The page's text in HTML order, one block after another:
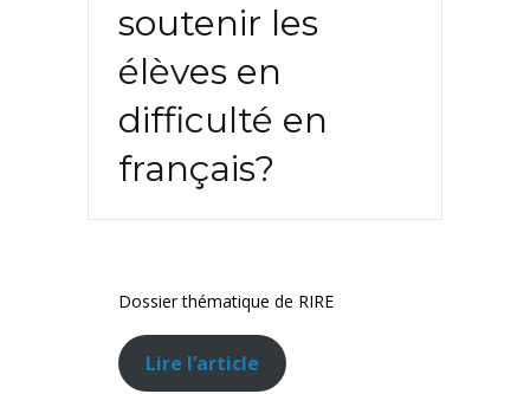
soutenir les
élèves en
difficulté en
français?
Dossier thématique de RIRE
Lire l’article